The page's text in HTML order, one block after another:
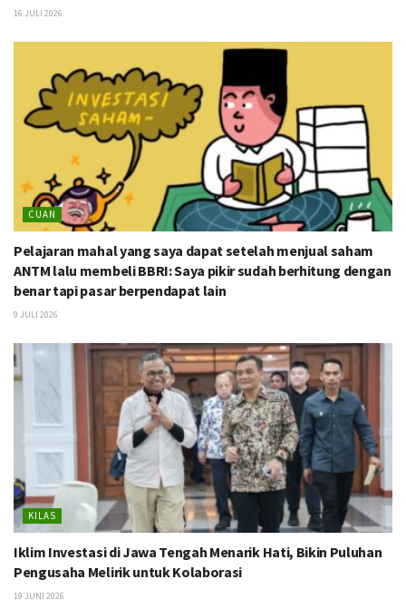
16 JULI 2026
CUAN
Pelajaran mahal yang saya dapat setelah menjual saham
ANTM lalu membeli BBRI: Saya pikir sudah berhitung dengan
benar tapi pasar berpendapat lain
9 JULI 2026
KILAS
Iklim Investasi di Jawa Tengah Menarik Hati, Bikin Puluhan
Pengusaha Melirik untuk Kolaborasi
19 JUNI 2026